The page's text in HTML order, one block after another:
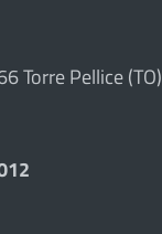
Torre Pellice (TO)